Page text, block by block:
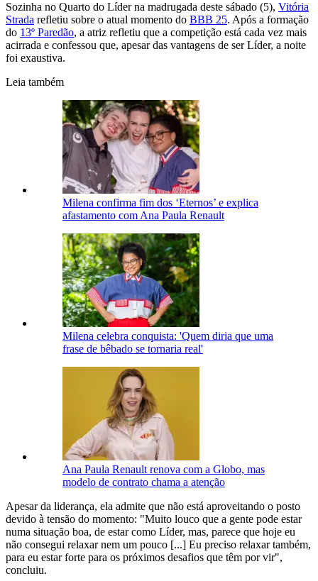
Sozinha no Quarto do Líder na madrugada deste sábado (5), Vitória
Strada refletiu sobre o atual momento do BBB 25. Após a formação
do 13º Paredão, a atriz refletiu que a competição está cada vez mais
acirrada e confessou que, apesar das vantagens de ser Líder, a noite
foi exaustiva.
Leia também
Milena confirma fim dos ‘Eternos’ e explica
afastamento com Ana Paula Renault
Milena celebra conquista: 'Quem diria que uma
frase de bêbado se tornaria real'
Ana Paula Renault renova com a Globo, mas
modelo de contrato chama a atenção
Apesar da liderança, ela admite que não está aproveitando o posto
devido à tensão do momento: "Muito louco que a gente pode estar
numa situação boa, de estar como Líder, mas, parece que hoje eu
não consegui relaxar nem um pouco [...] Eu preciso relaxar também,
para eu estar forte para os próximos desafios que têm por vir",
concluiu.